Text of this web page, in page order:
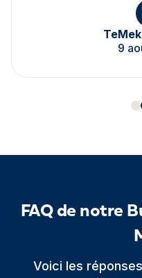
9
FAQ de notre
Voici les